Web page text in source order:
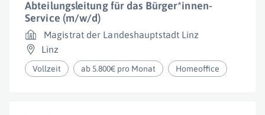
Abteilungsleitung für das Bürger*innen-
Service (m/w/d)
Magistrat der Landeshauptstadt Linz
Linz
Vollzeit ab 5.800€ pro Monat Homeoffice